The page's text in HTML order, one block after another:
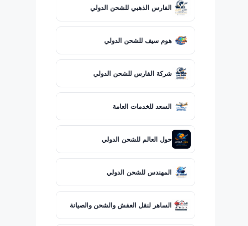
الفارس الذهبي للشحن الدولي
هوم سيف للشحن الدولي
شركة الفارس للشحن الدولي
السعد للخدمات العامة
حول العالم للشحن الدولي
المهندس للشحن الدولي
الساهر لنقل العفش والشحن والصيانة